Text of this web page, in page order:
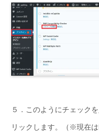
５．このようにチェック
リックします。（※現在